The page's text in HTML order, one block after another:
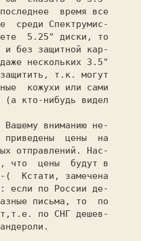
время все
среди Спектрумис-
5.25" диски, то
и без защитной кар-
нескольких 3.5"
т.к. могут
кожухи или сами
(а кто-нибудь видел
цены  на
отправлений. Нас-
что  цены  будут в
Кстати, замечена
если по России де-
письма, то  по
по СНГ дешев-